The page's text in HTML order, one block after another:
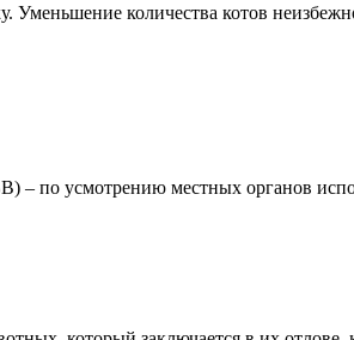
количества котов
усмотрению местных органов